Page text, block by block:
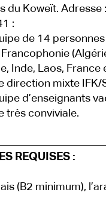
du Koweït.
:
de 14
Francophonie
Inde, Laos, France
direction mixte IFK/
d’enseignants
très conviviale.
REQUISES :
(B2 minimum),